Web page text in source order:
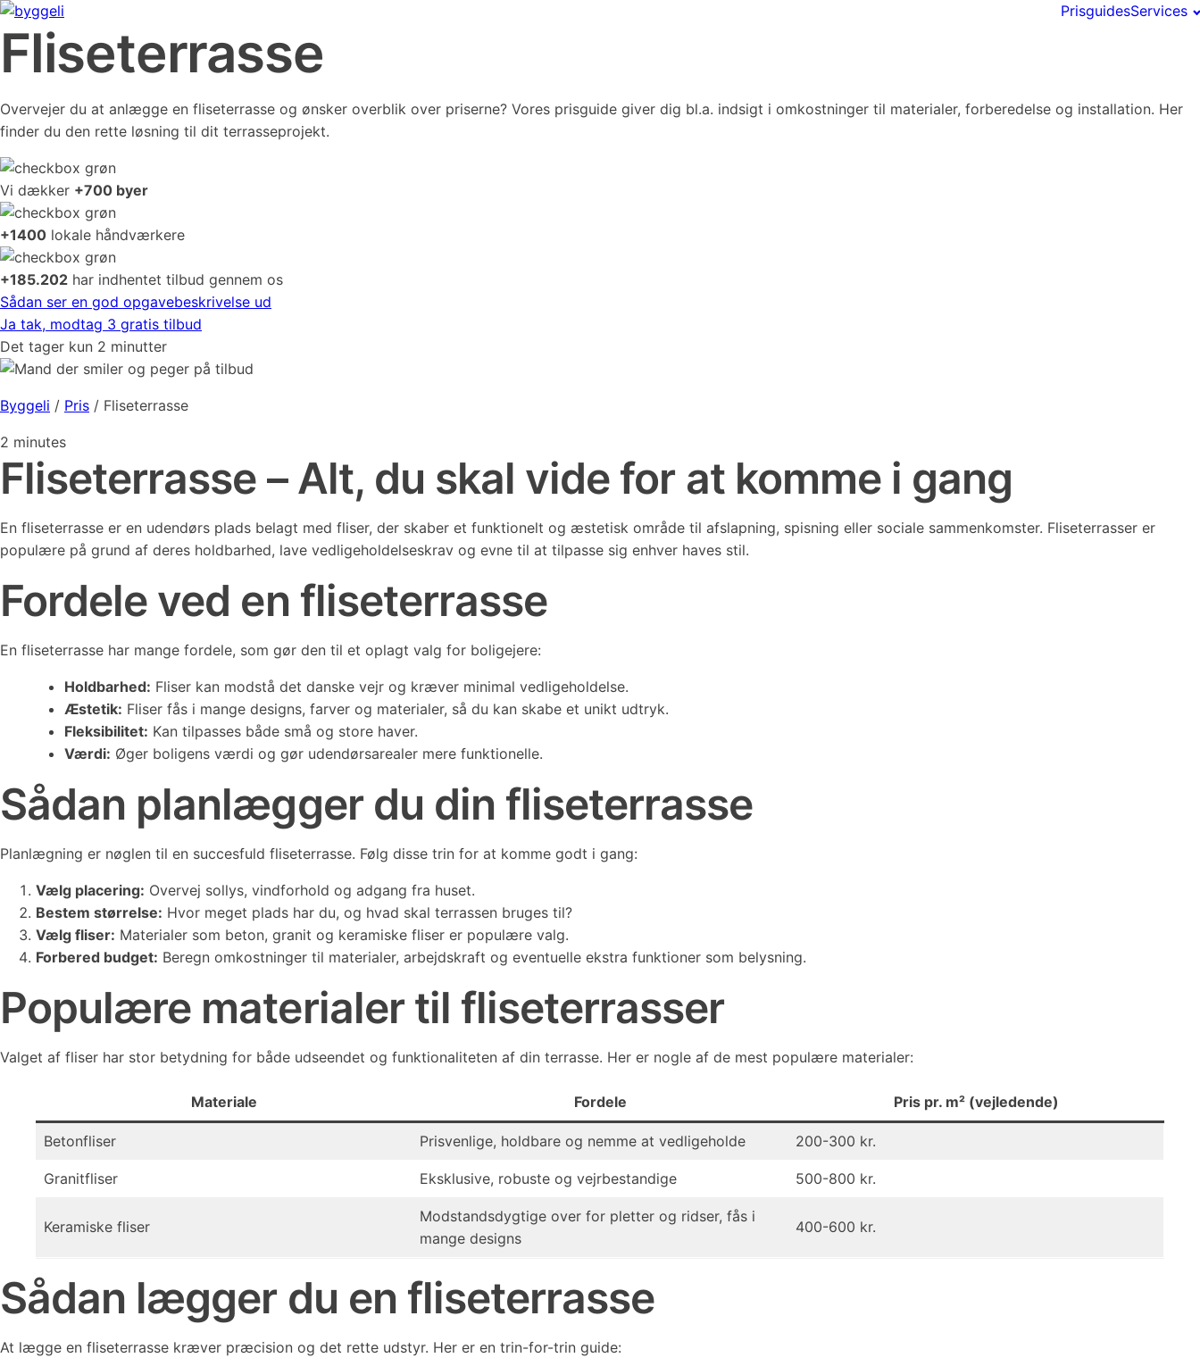
PrisguidesServices
Fliseterrasse
Overvejer du at anlægge en fliseterrasse og ønsker overblik over priserne? Vores prisguide giver dig bl.a. indsigt i omkostninger til materialer, forberedelse og installation. Her
finder du den rette løsning til dit terrasseprojekt.
Vi dækker +700 byer
+1400 lokale håndværkere
+185.202 har indhentet tilbud gennem os
Sådan ser en god opgavebeskrivelse ud
Ja tak, modtag 3 gratis tilbud
Det tager kun 2 minutter
Byggeli / Pris / Fliseterrasse
2 minutes
Fliseterrasse – Alt, du skal vide for at komme i gang
En fliseterrasse er en udendørs plads belagt med fliser, der skaber et funktionelt og æstetisk område til afslapning, spisning eller sociale sammenkomster. Fliseterrasser er
populære på grund af deres holdbarhed, lave vedligeholdelseskrav og evne til at tilpasse sig enhver haves stil.
Fordele ved en fliseterrasse
En fliseterrasse har mange fordele, som gør den til et oplagt valg for boligejere:
Holdbarhed: Fliser kan modstå det danske vejr og kræver minimal vedligeholdelse.
Æstetik: Fliser fås i mange designs, farver og materialer, så du kan skabe et unikt udtryk.
Fleksibilitet: Kan tilpasses både små og store haver.
Værdi: Øger boligens værdi og gør udendørsarealer mere funktionelle.
Sådan planlægger du din fliseterrasse
Planlægning er nøglen til en succesfuld fliseterrasse. Følg disse trin for at komme godt i gang:
Vælg placering: Overvej sollys, vindforhold og adgang fra huset.
Bestem størrelse: Hvor meget plads har du, og hvad skal terrassen bruges til?
Vælg fliser: Materialer som beton, granit og keramiske fliser er populære valg.
Forbered budget: Beregn omkostninger til materialer, arbejdskraft og eventuelle ekstra funktioner som belysning.
Populære materialer til fliseterrasser
Valget af fliser har stor betydning for både udseendet og funktionaliteten af din terrasse. Her er nogle af de mest populære materialer:
Materiale Fordele Pris pr. m² (vejledende)
Betonfliser Prisvenlige, holdbare og nemme at vedligeholde 200-300 kr.
Granitfliser Eksklusive, robuste og vejrbestandige 500-800 kr.
Keramiske fliser
Modstandsdygtige over for pletter og ridser, fås i
mange designs
400-600 kr.
Sådan lægger du en fliseterrasse
At lægge en fliseterrasse kræver præcision og det rette udstyr. Her er en trin-for-trin guide: